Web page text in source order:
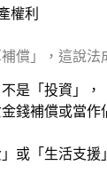
權利
償」，這說法
是「投資」，
錢補償或當作
或「生活支援